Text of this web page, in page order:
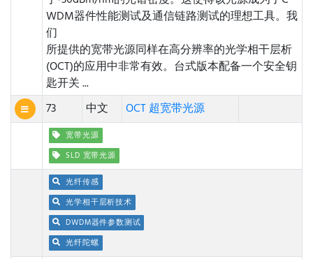
WDM器件性能测试及通信链路测试的理想工具。我
们
所提供的宽带光源同样在高分辨率的光学相干层析
(OCT)的应用中非常有效。台式版本配备一个安全钥
匙开关 ...
73
中文 OCT 超宽带光源
宽带光源
SLD 宽带光源
光纤传感
光学相干层析技术
DWDM器件参数测试
光纤陀螺